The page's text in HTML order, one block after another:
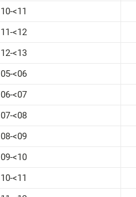
10-<11
11-<12
12-<13
05-<06
06-<07
07-<08
08-<09
09-<10
10-<11